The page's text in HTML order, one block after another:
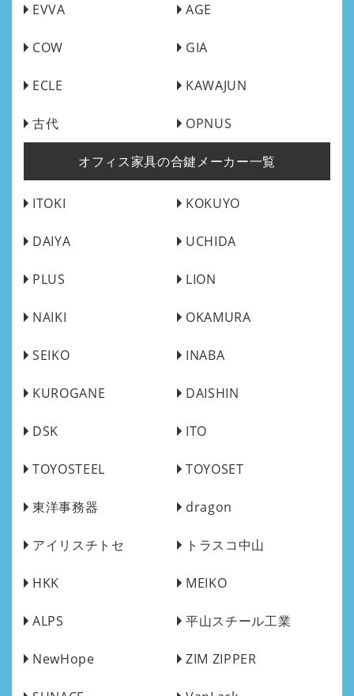
EVVA AGE
COW GIA
ECLE KAWAJUN
古代 OPNUS
オフィス家具の合鍵メーカー一覧
ITOKI KOKUYO
DAIYA UCHIDA
PLUS LION
NAIKI OKAMURA
SEIKO INABA
KUROGANE DAISHIN
DSK ITO
TOYOSTEEL TOYOSET
東洋事務器 dragon
アイリスチトセ トラスコ中山
HKK MEIKO
ALPS 平山スチール工業
NewHope ZIM ZIPPER